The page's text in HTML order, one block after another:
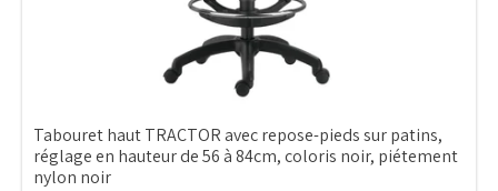
Tabouret haut TRACTOR avec repose-pieds sur patins,
réglage en hauteur de 56 à 84cm, coloris noir, piétement
nylon noir